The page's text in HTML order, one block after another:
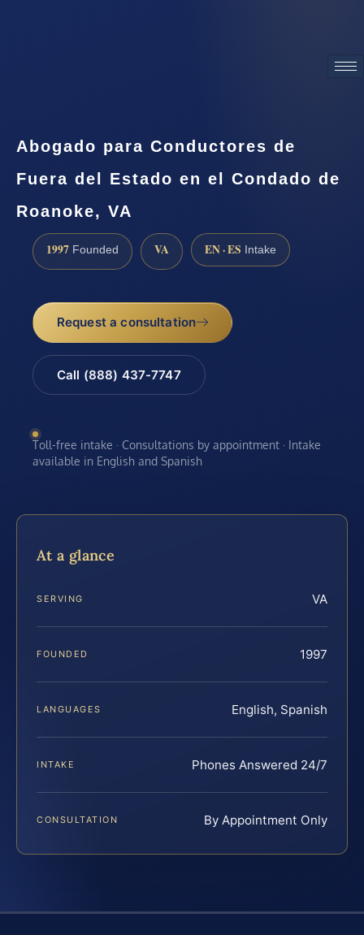
Abogado para Conductores de
Fuera del Estado en el Condado de
Roanoke, VA
1997 Founded VA EN · ES Intake
Request a consultation
Call (888) 437-7747
Toll-free intake · Consultations by appointment · Intake
available in English and Spanish
At a glance
SERVING VA
FOUNDED 1997
LANGUAGES English, Spanish
INTAKE Phones Answered 24/7
CONSULTATION By Appointment Only